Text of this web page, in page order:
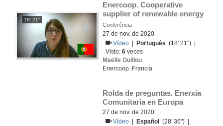
18' 21''
Enercoop. Cooperative
supplier of renewable energy
Conferência
27 de nov. de 2020
Vídeo
Portugués (18' 21'') |
Visto:6 veces
Maëlle Guillou
Enercoop. Francia
Rolda de preguntas. Enerxía
Comunitaria en Europa
27 de nov. de 2020
Vídeo
Español
(28' 36'') |